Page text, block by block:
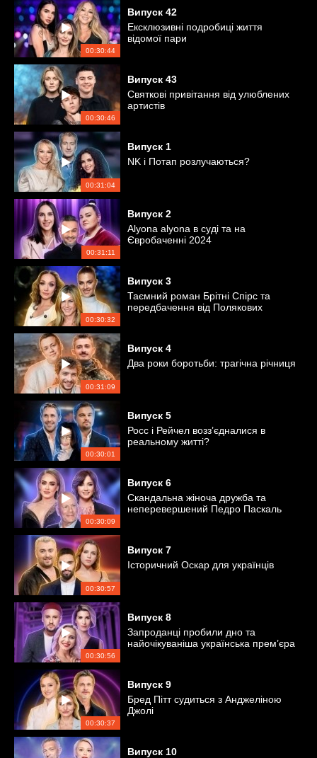
00:30:44
Випуск 42
Ексклюзивні подробиці життя
відомої пари
00:30:46
Випуск 43
Святкові привітання від улюблених
артистів
00:31:04
Випуск 1
NK і Потап розлучаються?
00:31:11
Випуск 2
Alyona alyona в суді та на
Євробаченні 2024
00:30:32
Випуск 3
Таємний роман Брітні Спірс та
передбачення від Полякових
00:31:09
Випуск 4
Два роки боротьби: трагічна річниця
00:30:01
Випуск 5
Росс і Рейчел возз’єдналися в
реальному житті?
00:30:09
Випуск 6
Скандальна жіноча дружба та
неперевершений Педро Паскаль
00:30:57
Випуск 7
Історичний Оскар для українців
00:30:56
Випуск 8
Запроданці пробили дно та
найочікуваніша українська прем’єра
00:30:37
Випуск 9
Бред Пітт судиться з Анджеліною
Джолі
Випуск 10